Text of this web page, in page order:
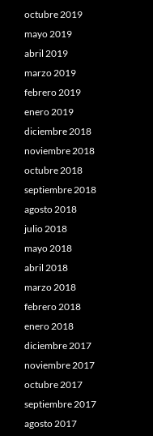
octubre 2019
mayo 2019
abril 2019
marzo 2019
febrero 2019
enero 2019
diciembre 2018
noviembre 2018
octubre 2018
septiembre 2018
agosto 2018
julio 2018
mayo 2018
abril 2018
marzo 2018
febrero 2018
enero 2018
diciembre 2017
noviembre 2017
octubre 2017
septiembre 2017
agosto 2017